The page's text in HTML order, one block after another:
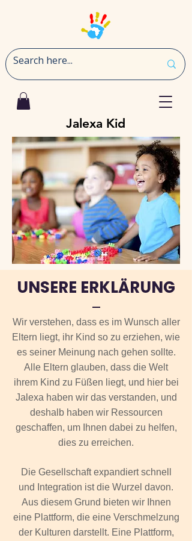
Jalexa Kid
UNSERE ERKLÄRUNG
Wir verstehen, dass es im Wunsch aller
Eltern liegt, ihr Kind so zu erziehen, wie
es seiner Meinung nach gehen sollte.
Alle Eltern glauben, dass die Welt
ihrem Kind zu Füßen liegt, und hier bei
Jalexa haben wir das verstanden, und
deshalb haben wir Ressourcen
geschaffen, um Ihnen dabei zu helfen,
dies zu erreichen.
Die Gesellschaft expandiert schnell
und Integration ist die Wurzel davon.
Aus diesem Grund bieten wir Ihnen
eine Plattform, die eine Verschmelzung
der Kulturen darstellt. Eine Plattform,